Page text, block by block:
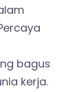
bagus
kerja.